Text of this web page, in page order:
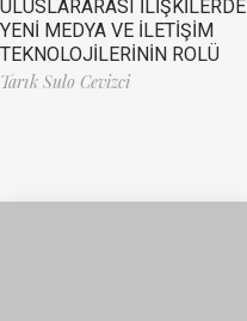
ULUSLARARASI İLİŞKİLERDE
YENİ MEDYA VE İLETİŞİM
TEKNOLOJİLERİNİN ROLÜ
Tarık Sulo Cevizci